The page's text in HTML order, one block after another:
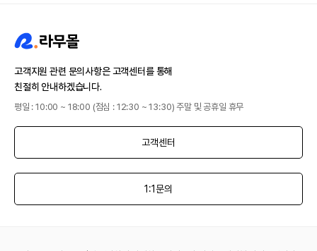
고객지원 관련 문의사항은 고객센터를 통해
친절히 안내하겠습니다.
평일 : 10:00 ~ 18:00 (점심 : 12:30 ~ 13:30) 주말 및 공휴일 휴무
고객센터
1:1문의